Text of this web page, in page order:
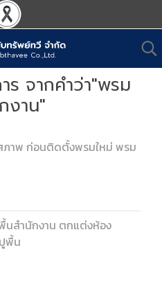
จากคำว่า"พรม
งาน"
ภาพ ก่อนติดตั้งพรมใหม่ พรม
นสำนักงาน ตกแต่งห้อง
พื้น